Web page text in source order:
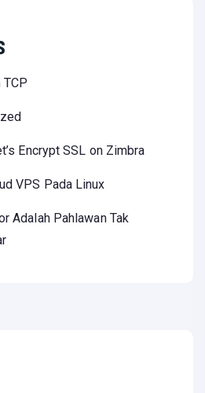
TCP
Encrypt SSL on Zimbra
VPS Pada Linux
Adalah Pahlawan Tak